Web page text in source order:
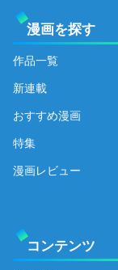
漫画を探す
作品一覧
新連載
おすすめ漫画
特集
漫画レビュー
コンテンツ